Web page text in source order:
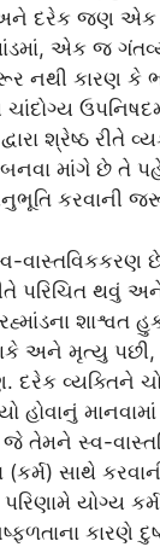
દરેક જણ એક
એક જ
નથી કારણ કે
શ્રેષ્ઠ રીતે
માંગે છે તે
કરવાની
વાસ્તવિકકરણ છે
પરિચિત થવું
શાશ્વત
અને મૃત્યુ પછી,
દરેક વ્યક્તિને
હોવાનું
તેમને સ્વ-
(કર્મ) સાથે
યોગ્ય કર્મ
કારણે